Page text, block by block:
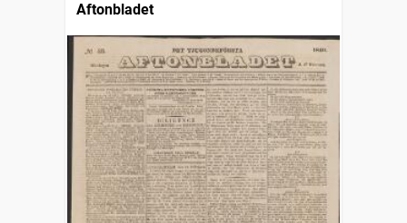
Aftonbladet